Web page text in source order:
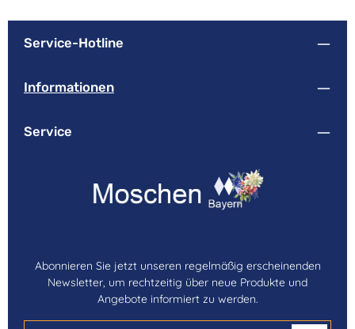
Service-Hotline
Informationen
Service
Abonnieren Sie jetzt unseren regelmäßig erscheinenden
Newsletter, um rechtzeitig über neue Produkte und
Angebote informiert zu werden.